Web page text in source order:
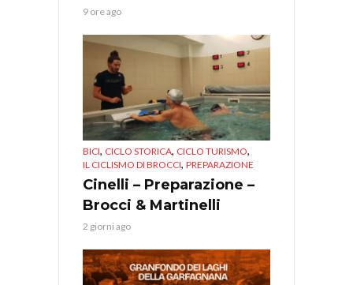
9 ore ago
BICI, CICLO STORICA, CICLO TURISMO,
IL CICLISMO DI BROCCI, PREPARAZIONE
Cinelli – Preparazione –
Brocci & Martinelli
2 giorni ago